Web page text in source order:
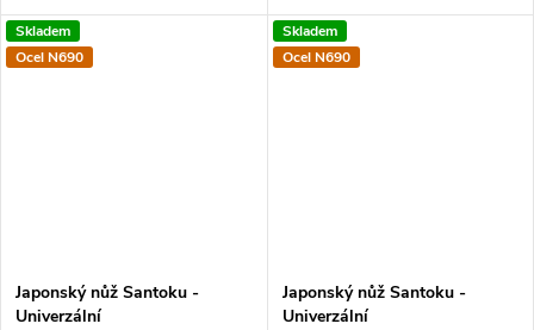
zeleninu i ryby a dokáže
nahradit hned několik
kuchyňských nožů najednou.
zeleninu i ryby a dokáže
nahradit hned několik
kuchyňských nožů najednou.
Skladem
Ocel N690
Japonský nůž Santoku -
Univerzální
Skladem
Ocel N690
Japonský nůž Santoku -
Univerzální